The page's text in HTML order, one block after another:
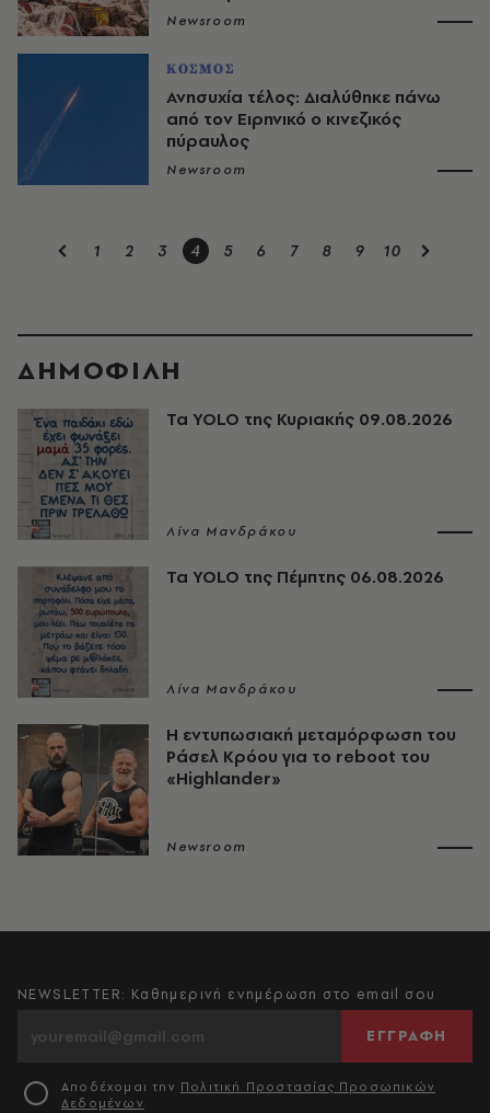
Newsroom
ΚΟΣΜΟΣ
Ανησυχία τέλος: Διαλύθηκε πάνω
από τον Ειρηνικό o κινεζικός
πύραυλος
Newsroom
1 2 3 4 5 6 7 8 9 10
ΔΗΜΟΦΙΛΗ
Τα YOLO της Κυριακής 09.08.2026
Λίνα Μανδράκου
Τα YOLO της Πέμπτης 06.08.2026
Λίνα Μανδράκου
Η εντυπωσιακή μεταμόρφωση του
Ράσελ Κρόου για το reboot του
«Highlander»
Newsroom
NEWSLETTER: Καθημερινή ενημέρωση στο email σου
ΕΓΓΡΑΦΗ
Αποδέχομαι την Πολιτική Προστασίας Προσωπικών
Δεδομένων